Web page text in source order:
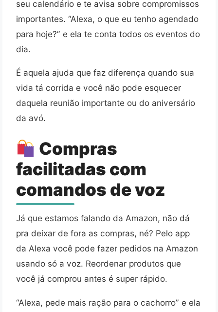
seu calendário e te avisa sobre compromissos
importantes. “Alexa, o que eu tenho agendado
para hoje?” e ela te conta todos os eventos do
dia.
É aquela ajuda que faz diferença quando sua
vida tá corrida e você não pode esquecer
daquela reunião importante ou do aniversário
da avó.
Compras
facilitadas com
comandos de voz
Já que estamos falando da Amazon, não dá
pra deixar de fora as compras, né? Pelo app
da Alexa você pode fazer pedidos na Amazon
usando só a voz. Reordenar produtos que
você já comprou antes é super rápido.
“Alexa, pede mais ração para o cachorro” e ela